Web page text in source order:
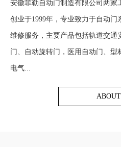
安徽菲勒自动门制造有限公司两家
创业于1999年，专业致力于自动
维修服务，主要产品包括轨道交通
门、自动旋转门，医用自动门、
电气...